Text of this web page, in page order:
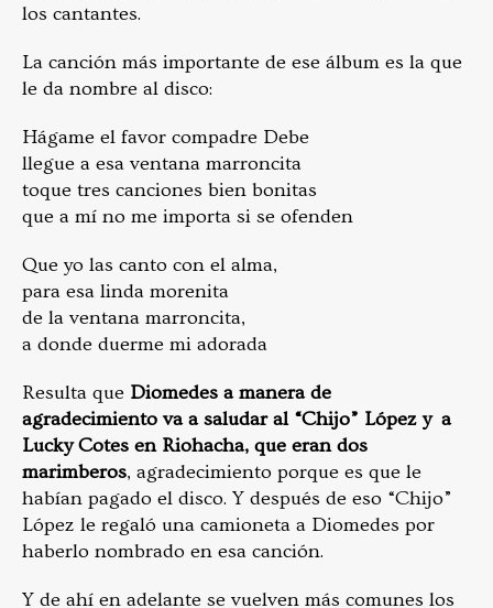
los cantantes.
La canción más importante de ese álbum es la que
le da nombre al disco:
Hágame el favor compadre Debe
llegue a esa ventana marroncita
toque tres canciones bien bonitas
que a mí no me importa si se ofenden
Que yo las canto con el alma,
para esa linda morenita
de la ventana marroncita,
a donde duerme mi adorada
Resulta que Diomedes a manera de
agradecimiento va a saludar al “Chijo” López y a
Lucky Cotes en Riohacha, que eran dos
marimberos, agradecimiento porque es que le
habían pagado el disco. Y después de eso “Chijo”
López le regaló una camioneta a Diomedes por
haberlo nombrado en esa canción.
Y de ahí en adelante se vuelven más comunes los